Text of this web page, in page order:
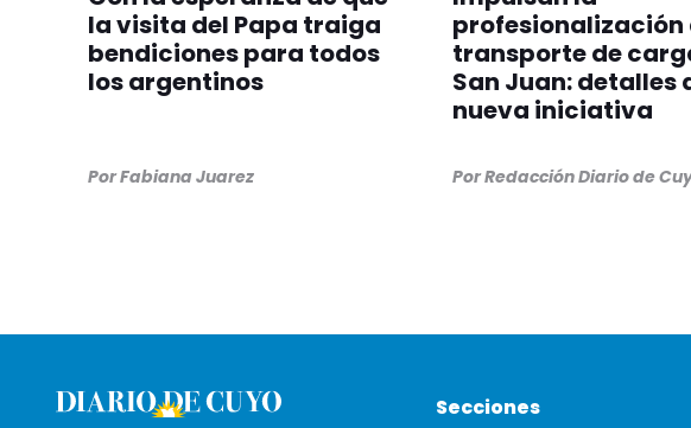
la visita del Papa traiga
bendiciones para todos
los argentinos
PorFabiana Juarez
profesionalización
transporte de
San Juan: detalles
nueva iniciativa
PorRedacción Diario de
Secciones